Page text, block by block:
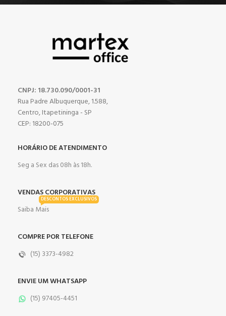
CNPJ: 18.730.090/0001-31
Rua Padre Albuquerque, 1.588,
Centro, Itapetininga - SP
CEP: 18200-075
HORÁRIO DE ATENDIMENTO
Seg a Sex das 08h às 18h.
VENDAS CORPORATIVAS
Saiba Mais
DESCONTOS EXCLUSIVOS
COMPRE POR TELEFONE
(15) 3373-4982
ENVIE UM WHATSAPP
(15) 97405-4451